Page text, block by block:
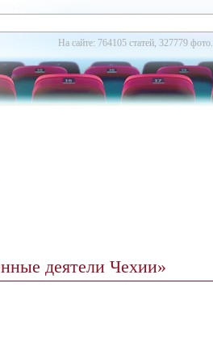
На сайте: 764105 статей, 327779 фото.
деятели Чехии»